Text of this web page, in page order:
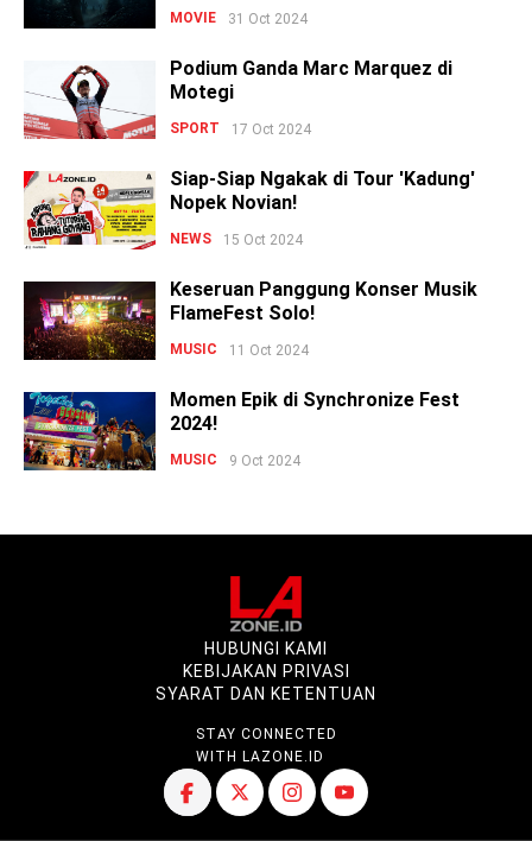
MOVIE 31 Oct 2024
Podium Ganda Marc Marquez di
Motegi
SPORT 17 Oct 2024
Siap-Siap Ngakak di Tour 'Kadung'
Nopek Novian!
NEWS 15 Oct 2024
Keseruan Panggung Konser Musik
FlameFest Solo!
MUSIC 11 Oct 2024
Momen Epik di Synchronize Fest
2024!
MUSIC 9 Oct 2024
HUBUNGI KAMI
KEBIJAKAN PRIVASI
SYARAT DAN KETENTUAN
STAY CONNECTED
WITH LAZONE.ID